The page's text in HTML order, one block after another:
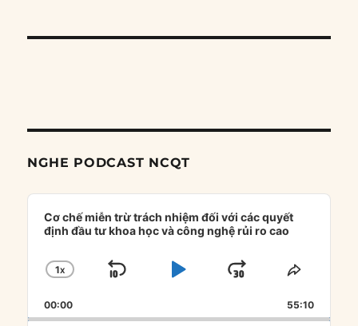
NGHE PODCAST NCQT
Audio
Player
Cơ chế miễn trừ trách nhiệm đối với các quyết
định đầu tư khoa học và công nghệ rủi ro cao
CHANGE
RATE
1X
SKIP
PLAYJUMP
FORWARD
SHARE
00:00 55:10